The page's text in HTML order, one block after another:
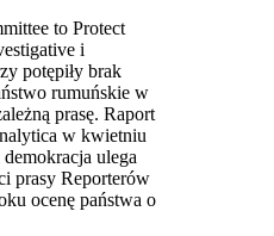
to Protect
i
potępiły brak
rumuńskie w
prasę. Raport
w kwietniu
ulega
prasy Reporterów
ocenę państwa o